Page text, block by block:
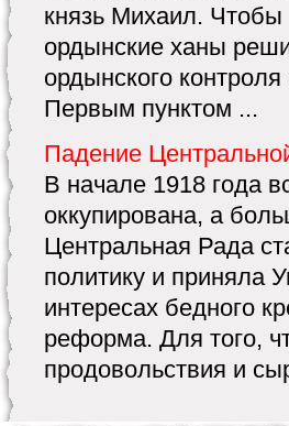
князь Михаил. Чтобы
ордынские ханы
ордынского
Первым пунктом ...
Падение
В начале 1918 года
оккупирована, а
Центральная Рада
политику и приняла
интересах бедного
реформа. Для того,
продовольствия и